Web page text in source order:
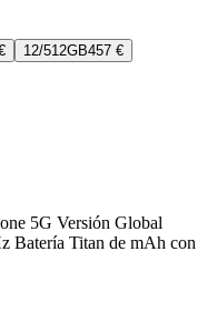
12/512GB457 €
5G Versión Global
Batería Titan de mAh con